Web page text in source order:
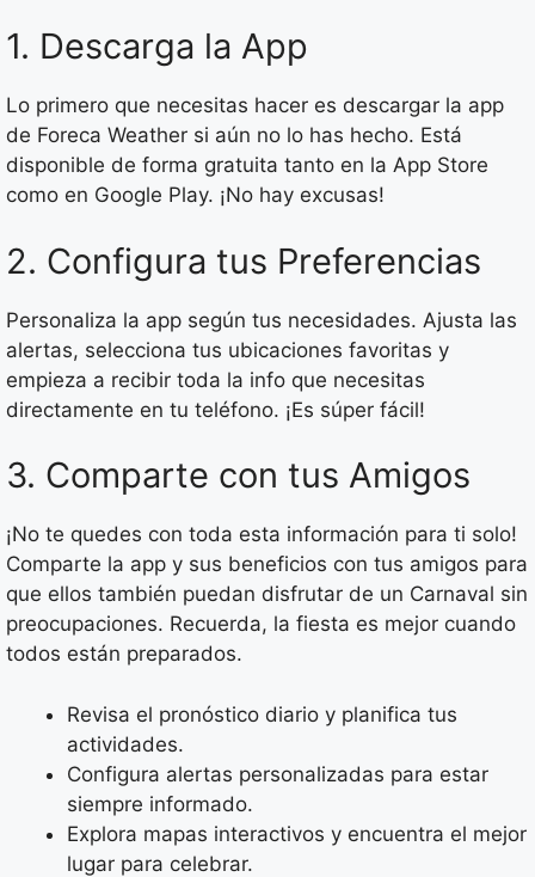
1. Descarga la App
Lo primero que necesitas hacer es descargar la app
de Foreca Weather si aún no lo has hecho. Está
disponible de forma gratuita tanto en la App Store
como en Google Play. ¡No hay excusas!
2. Configura tus Preferencias
Personaliza la app según tus necesidades. Ajusta las
alertas, selecciona tus ubicaciones favoritas y
empieza a recibir toda la info que necesitas
directamente en tu teléfono. ¡Es súper fácil!
3. Comparte con tus Amigos
¡No te quedes con toda esta información para ti solo!
Comparte la app y sus beneficios con tus amigos para
que ellos también puedan disfrutar de un Carnaval sin
preocupaciones. Recuerda, la fiesta es mejor cuando
todos están preparados.
Revisa el pronóstico diario y planifica tus
actividades.
Configura alertas personalizadas para estar
siempre informado.
Explora mapas interactivos y encuentra el mejor
lugar para celebrar.